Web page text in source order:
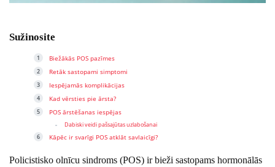
Sužinosite
Biežākās POS pazīmes
Retāk sastopami simptomi
Iespējamās komplikācijas
Kad vērsties pie ārsta?
POS ārstēšanas iespējas
Dabiski veidi pašsajūtas uzlabošanai
Kāpēc ir svarīgi POS atklāt savlaicīgi?
Policistisko olnīcu sindroms (POS) ir bieži sastopams hormonālās